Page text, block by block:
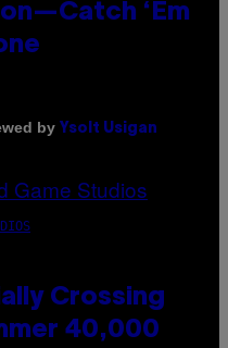
‘Em
by Ysolt Usigan
Crossing
40,000